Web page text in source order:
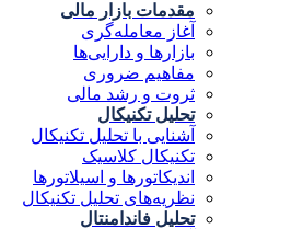
مقدمات بازار مالی
آغاز معامله‌گری
بازارها و دارایی‌ها
مفاهیم ضروری
ثروت و رشد مالی
تحلیل تکنیکال
آشنایی با تحلیل تکنیکال
تکنیکال کلاسیک
اندیکاتورها و اسیلاتورها
نظریه‌های تحلیل تکنیکال
تحلیل فاندامنتال